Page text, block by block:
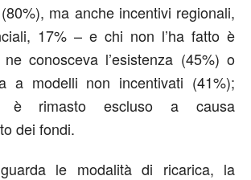
ma anche incentivi regionali,
17% – e chi non l’ha fatto è
conosceva l’esistenza (45%) o
a modelli non incentivati (41%);
rimasto escluso a causa
dei fondi.
le modalità di ricarica, la